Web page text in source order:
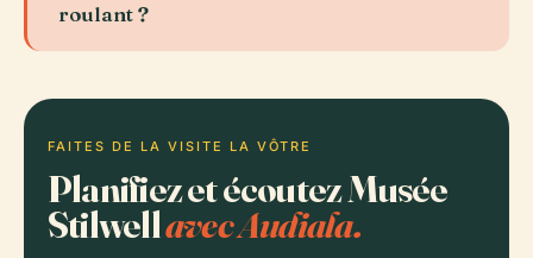
roulant ?
FAITES DE LA VISITE LA VÔTRE
Planifiez et écoutez Musée
Stilwellavec Audiala.